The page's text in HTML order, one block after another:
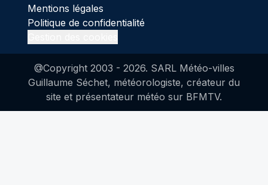
Mentions légales
Politique de confidentialité
@Copyright 2003 - 2026. SARL Météo-villes
Guillaume Séchet, météorologiste, créateur du
site et présentateur météo sur BFMTV.